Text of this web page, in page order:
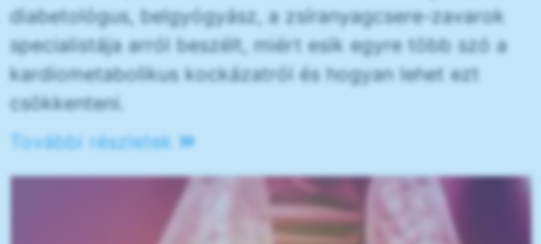
diabetológus, belgyógyász, a zsíranyagcsere-zavarok
specialistája arról beszélt, miért esik egyre több szó a
kardiometabolikus kockázatról és hogyan lehet ezt
csökkenteni.
További részletek